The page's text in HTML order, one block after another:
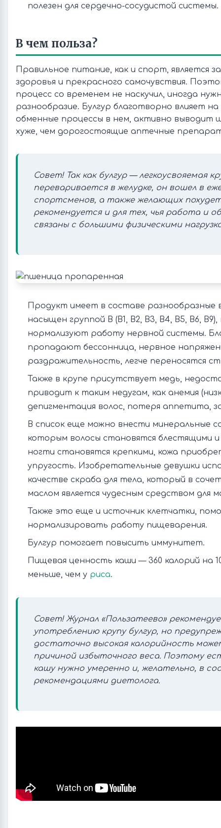
полезен для сердечно-сосудистой системы.
В чем польза?
Правильное питание, как и спорт, является
здоровья и прекрасного самочувствия.
процесс со временем не наскучил, иногда
разнообразие. Булгур благотворно влияет на
обменные процессы в нем, активно выводит
хуже, чем дорогостоящие аптечные
Совет! Так как булгур — легкоусвояемая
переваривается в желудке, он вошел в
спортсменов, а также желающих
рекомендуется и для тех, чья работа и
связаны с большими физическими
Продукт имеет в составе разнообразные
насыщен группой В (В1, В2, В3, В4, В5, В6,
нормализуют работу нервной системы.
пропадают бессонница, нервное
раздражительность, легче переносятся
Также в крупе присутствует медь,
приводит к таким недугам, как анемия
депигментация волос, потеря аппетита,
В список еще можно внести минеральные
которым волосы становятся блестящими
ногти становятся крепкими, кожа
упругость. Изобретательные девушки
качестве скраба для тела, который в
маслом является чудесным средством для
Также это еще и источник клетчатки,
нормализировать работу пищеварения.
Булгур помогает повысить иммунитет.
Пищевая ценность каши — 360 калорий на
меньше, чем у риса.
Совет! Журнал «Пользатеево»
употреблению крупу булгур, но
достаточно высокая калорийность
причиной избыточного веса. Поэтому
кашу нужно умеренно и, желательно, в
рекомендациями диетолога.